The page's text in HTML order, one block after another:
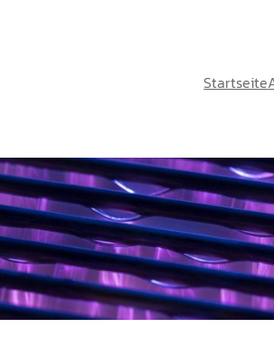
Startseite